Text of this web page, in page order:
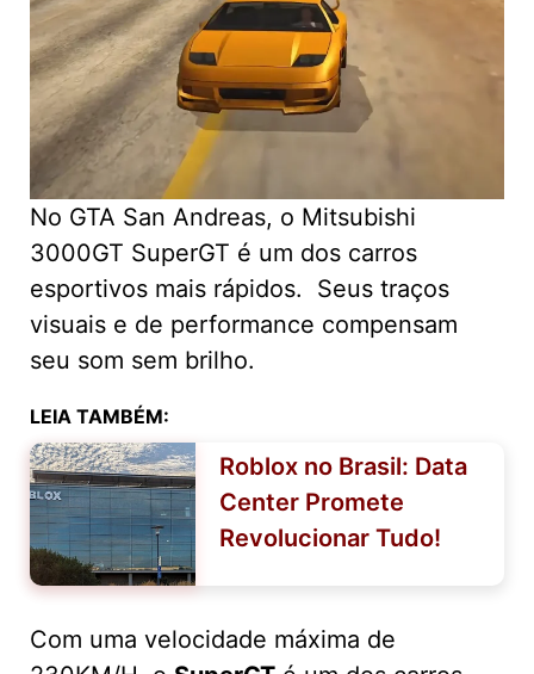
No GTA San Andreas, o Mitsubishi
3000GT SuperGT é um dos carros
esportivos mais rápidos. Seus traços
visuais e de performance compensam
seu som sem brilho.
LEIA TAMBÉM:
Roblox no Brasil: Data
Center Promete
Revolucionar Tudo!
Com uma velocidade máxima de